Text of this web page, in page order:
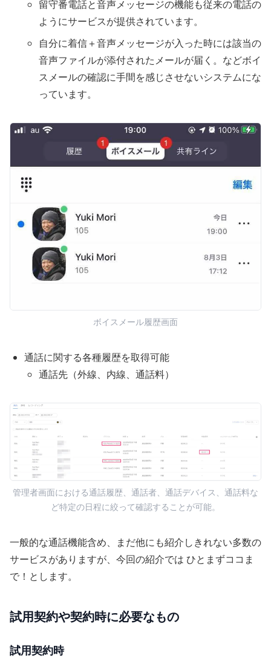
留守番電話と音声メッセージの機能も従来の電話の
ようにサービスが提供されています。
自分に着信＋音声メッセージが入った時には該当の
音声ファイルが添付されたメールが届く。などボイ
スメールの確認に手間を感じさせないシステムにな
っています。
ボイスメール履歴画面
通話に関する各種履歴を取得可能
通話先（外線、内線、通話料）
管理者画面における通話履歴、通話者、通話デバイス、通話料な
ど特定の日程に絞って確認することが可能。
一般的な通話機能含め、まだ他にも紹介しきれない多数の
サービスがありますが、今回の紹介では ひとまずココま
で！とします。
試用契約や契約時に必要なもの
試用契約時